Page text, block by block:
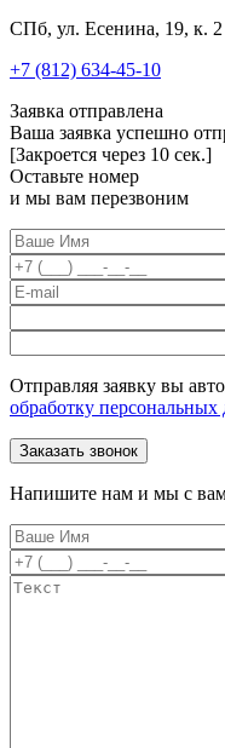
СПб, ул. Есенина, 19, к. 2
+7 (812) 634-45-10
Заявка отправлена
Ваша заявка успешно
[Закроется через 10 сек.]
Оставьте номер
и мы вам перезвоним
Отправляя заявку вы
обработку
Напишите нам и мы с